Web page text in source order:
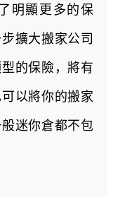
明顯更多的保
擴大搬家公司
的保險，將有
以將你的搬家
迷你倉都不包